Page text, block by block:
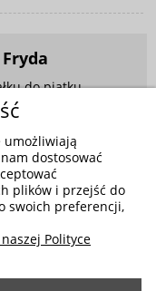
do piątku
Targ
Biała
umożliwiają
dostosować
plików i przejść do
swoich preferencji,
Polityce